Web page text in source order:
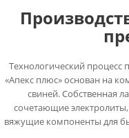
Технологический процесс
«Апекс плюс» основан на
свиней. Собственная
сочетающие
вяжущие компоненты для